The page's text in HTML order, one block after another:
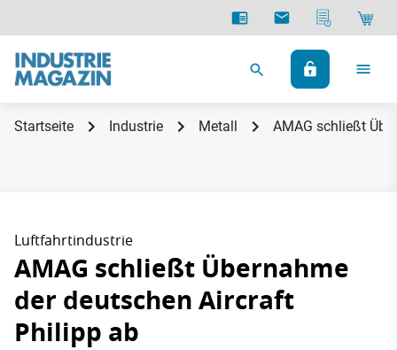
Startseite Industrie Metall AMAG schließt
Luftfahrtindustrie
AMAG schließt Übernahme
der deutschen Aircraft
Philipp ab